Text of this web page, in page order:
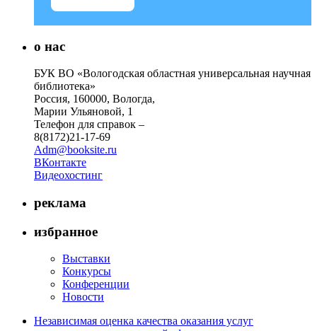
о нас
БУК ВО «Вологодская областная универсальная научная
библиотека»
Россия, 160000, Вологда,
Марии Ульяновой, 1
Телефон для справок –
8(8172)21-17-69
Adm@booksite.ru
ВКонтакте
Видеохостинг
реклама
избранное
Выставки
Конкурсы
Конференции
Новости
Независимая оценка качества оказания услуг